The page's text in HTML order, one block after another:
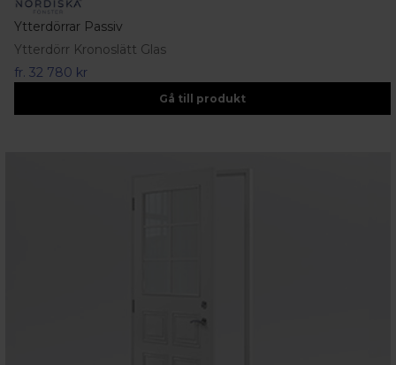
Ytterdörrar Passiv
Ytterdörr Kronoslätt Glas
fr. 32 780 kr
Gå till produkt